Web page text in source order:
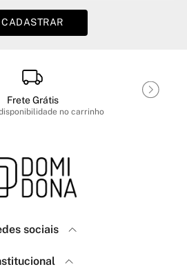
CADASTRAR
Frete Grátis
no carrinho
sociais